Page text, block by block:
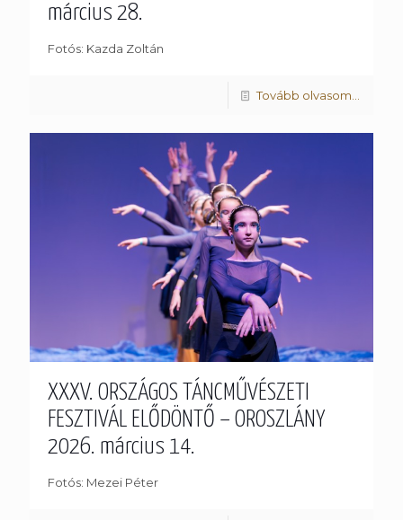
március 28.
Fotós: Kazda Zoltán
Tovább olvasom...
XXXV. ORSZÁGOS TÁNCMŰVÉSZETI
FESZTIVÁL ELŐDÖNTŐ – OROSZLÁNY
2026. március 14.
Fotós: Mezei Péter